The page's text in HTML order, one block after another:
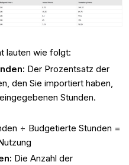
lauten wie folgt:
Der Prozentsatz der
den Sie importiert haben,
Stunden.
÷ Budgetierte Stunden =
Die Anzahl der